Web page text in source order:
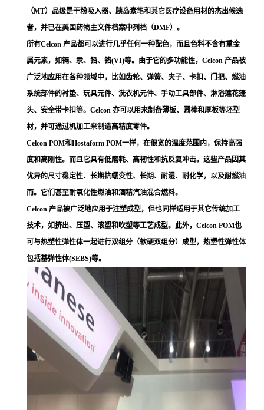
（MT）品级是干粉吸入器、胰岛素笔和其它医疗设备用材的杰出候选
者，并已在美国药物主文件档案中列档（DMF）。
所有Celcon 产品都可以进行几乎任何一种配色，而且色料不含有重金
属元素，如镉、汞、铅、铬(VI)等。由于它的多功能性，Celcon 产品被
广泛地应用在各种领域中，比如齿轮、弹簧、夹子、卡扣、门把、燃油
系统部件的衬垫、玩具元件、洗衣机元件、手动工具部件、淋浴莲花篷
头、安全带卡扣等。Celcon 亦可以用来制备薄板、圆棒和厚板等坯型
材，并可通过机加工来制造高精度零件。
Celcon POM和Hostaform POM一样，在很宽的温度范围内，保持高强
度和高刚性。而且它具有低磨耗、高韧性和抗反复冲击。这些产品因其
优异的尺寸稳定性、长期抗蠕变性、长期、耐湿、耐化学，以及耐燃油
而。它们甚至耐氧化性燃油和酒精汽油混合燃料。
Celcon 产品被广泛地应用于注塑成型，但也同样适用于其它传统加工
技术，如挤出、压塑、滚塑和吹塑等工艺成型。此外，Celcon POM也
可与热塑性弹性体一起进行双组分（软硬双组分）成型，热塑性弹性体
包括基弹性体(SEBS)等。